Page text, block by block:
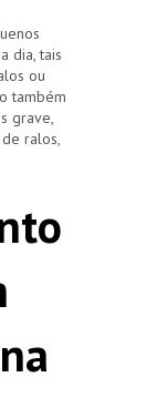
dia, tais
ou
também
grave,
ralos,